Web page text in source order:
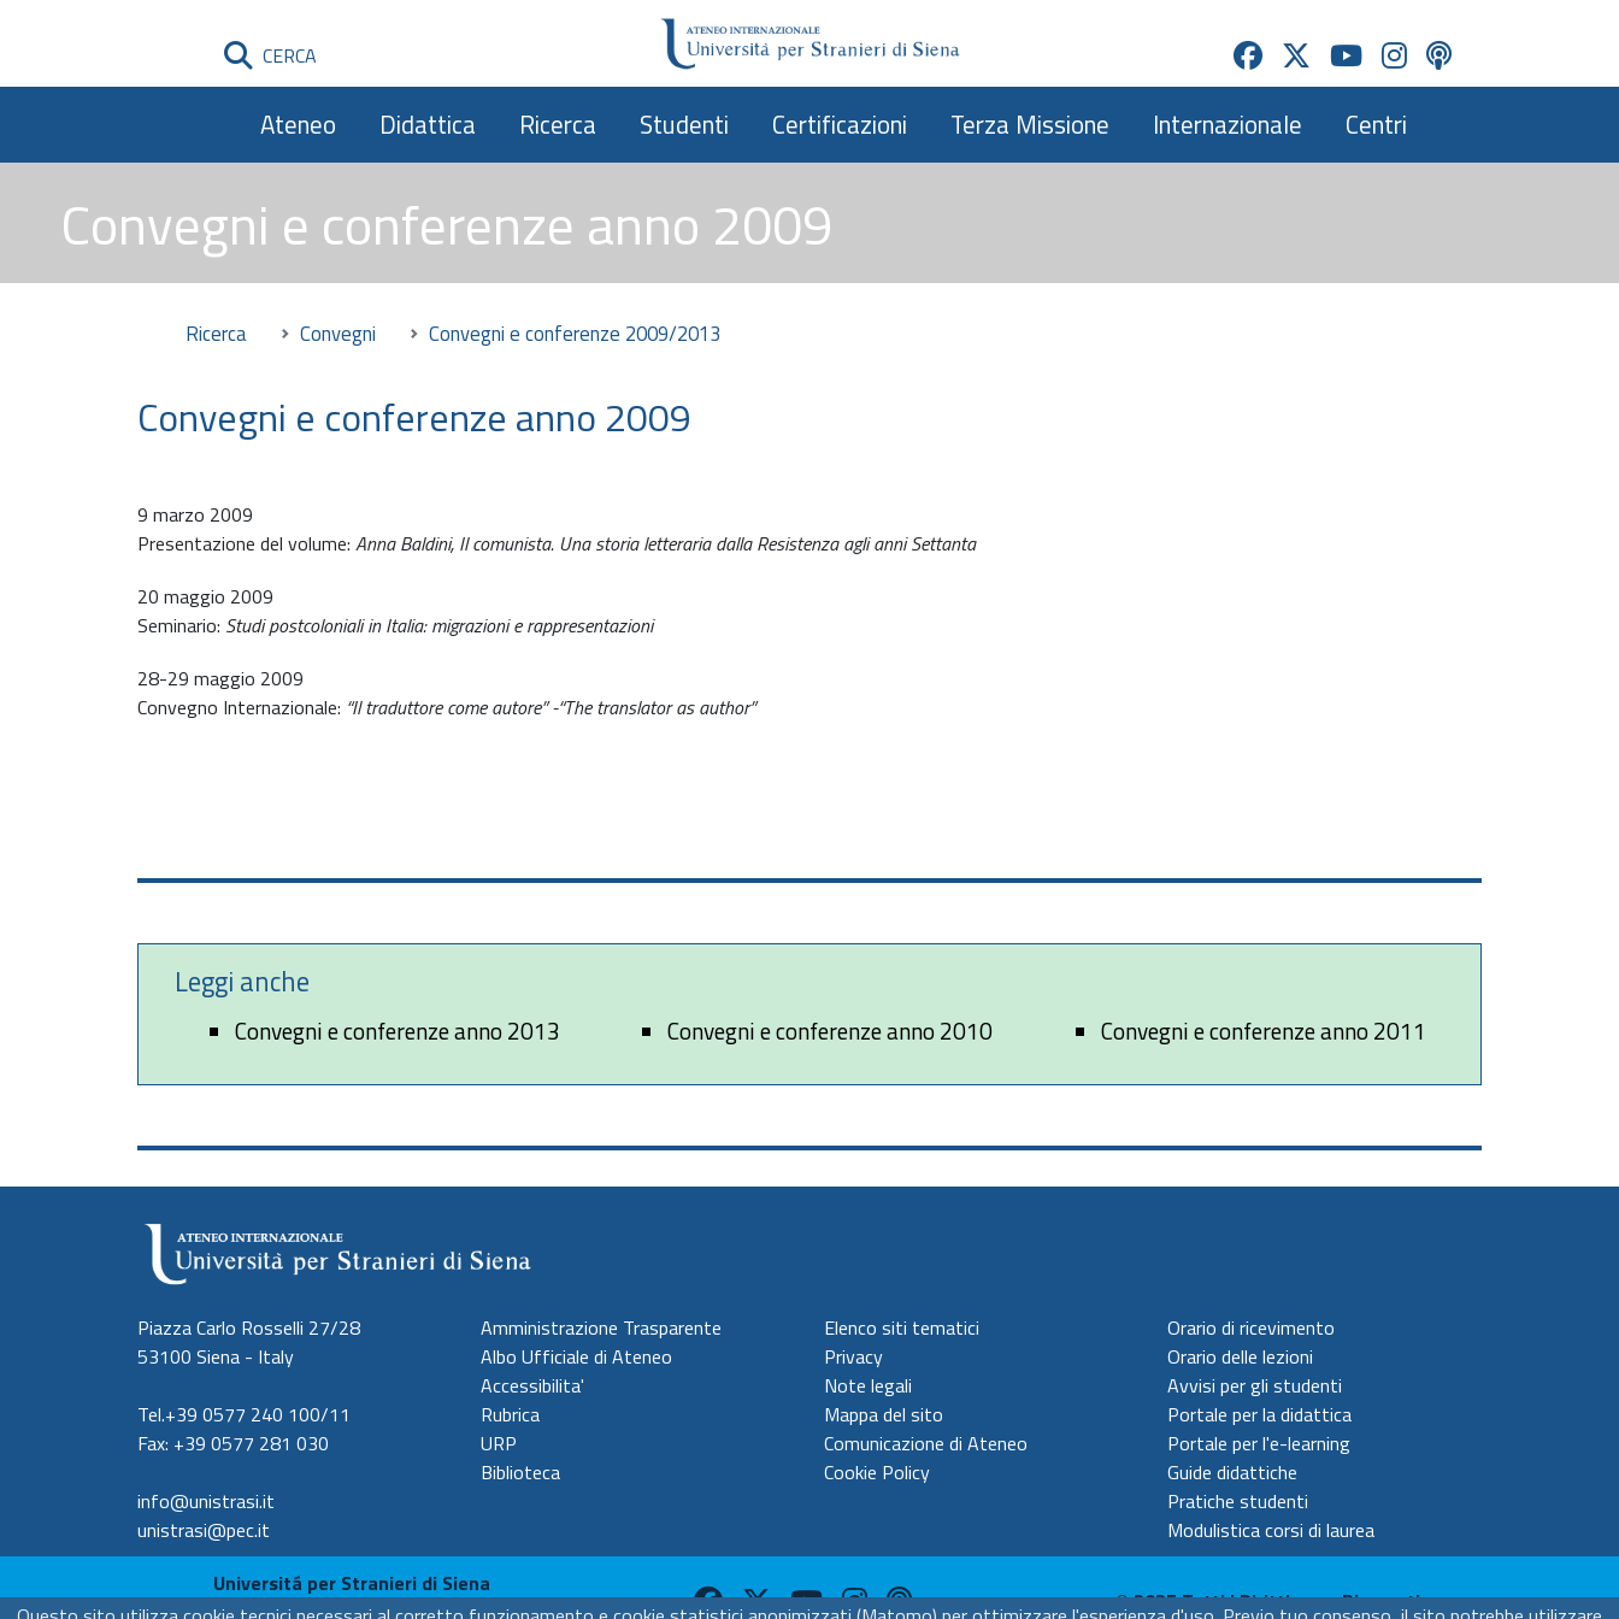
CERCA
Ateneo Didattica Ricerca Studenti Certificazioni Terza Missione Internazionale Centri
Convegni e conferenze anno 2009
Ricerca Convegni Convegni e conferenze 2009/2013
Convegni e conferenze anno 2009
9 marzo 2009
Presentazione del volume: Anna Baldini, Il comunista. Una storia letteraria dalla Resistenza agli anni Settanta
20 maggio 2009
Seminario: Studi postcoloniali in Italia: migrazioni e rappresentazioni
28-29 maggio 2009
Convegno Internazionale: “Il traduttore come autore” -“The translator as author”
Leggi anche
Convegni e conferenze anno 2013 Convegni e conferenze anno 2010 Convegni e conferenze anno 2011
Piazza Carlo Rosselli 27/28
53100 Siena - Italy
Tel.+39 0577 240 100/11
Fax: +39 0577 281 030
info@unistrasi.it
unistrasi@pec.it
Amministrazione Trasparente
Albo Ufficiale di Ateneo
Accessibilita'
Rubrica
URP
Biblioteca
Elenco siti tematici
Privacy
Note legali
Mappa del sito
Comunicazione di Ateneo
Cookie Policy
Orario di ricevimento
Orario delle lezioni
Avvisi per gli studenti
Portale per la didattica
Portale per l'e-learning
Guide didattiche
Pratiche studenti
Modulistica corsi di laurea
Universitá per Stranieri di Siena
C.F. 80007610522 - P.IVA 00980510523
© 2025 Tutti i Diritti sono Riservati